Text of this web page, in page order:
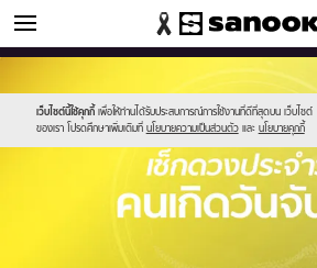
ดูดวง
เว็บไซต์นี้ใช้คุกกี้ เพื่อให้ท่านได้รับประสบการณ์การใช้งานที่ดีที่สุดบน เว็บไซต์
ของเรา โปรดศึกษาเพิ่มเติมที่ นโยบายความเป็นส่วนตัว และ นโยบายคุกกี้
//s.isanook.com/sr/0/images/logo-
new-
sanook.png
//s.isanook.com/ho/0/ud/fxd/day/monday.jpg